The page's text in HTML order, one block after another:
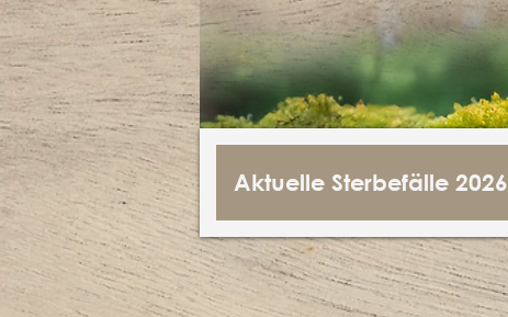
Aktuelle Sterbefälle 2026